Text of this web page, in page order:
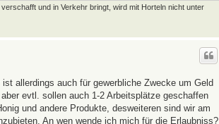
und in Verkehr bringt, wird mit Horteln nicht unter
allerdings auch für gewerbliche Zwecke um Geld
evtl. sollen auch 1-2 Arbeitsplätze geschaffen
und andere Produkte, desweiteren sind wir am
An wen wende ich mich für die Erlaubniss?